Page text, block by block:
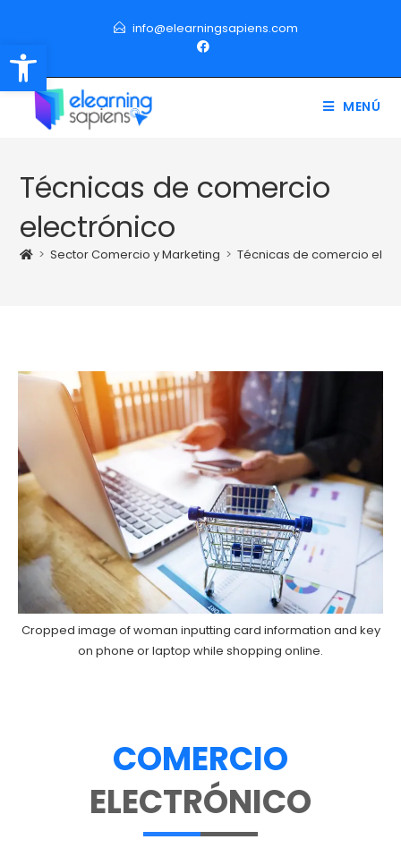
info@elearningsapiens.com
MENÚ
Técnicas de comercio
electrónico
> Sector Comercio y Marketing > Técnicas de comercio
Cropped image of woman inputting card information and key
on phone or laptop while shopping online.
COMERCIO
ELECTRÓNICO
Abrir barra de herramientas